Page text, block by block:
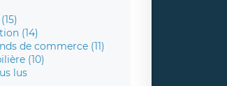
(14)
de commerce (11)
(10)
lus